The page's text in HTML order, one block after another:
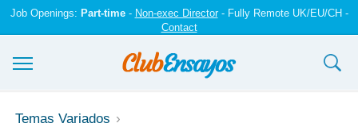
Job Openings: Part-time- Non-exec Director- Fully Remote UK/EU/CH -
Contact
Ensayos y trabajos
Temas Variados